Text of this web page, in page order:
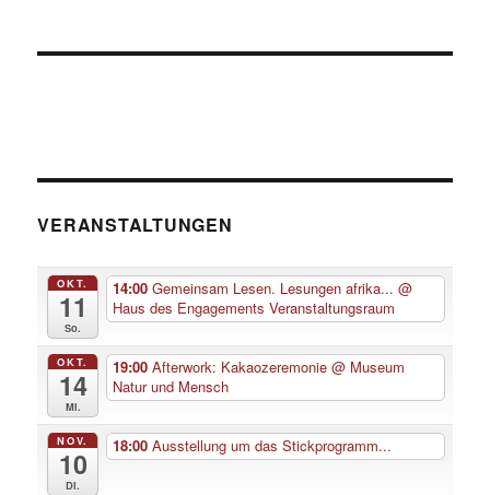
VERANSTALTUNGEN
OKT.
11
So.
14:00Gemeinsam Lesen. Lesungen afrika...@
Haus des Engagements Veranstaltungsraum
OKT.
14
Mi.
19:00Afterwork: Kakaozeremonie@ Museum
Natur und Mensch
NOV.
10
Di.
18:00Ausstellung um das Stickprogramm...